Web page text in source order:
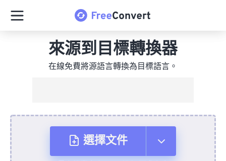
來源到目標轉換器
在線免費將源語言轉換為目標語言。
選擇文件